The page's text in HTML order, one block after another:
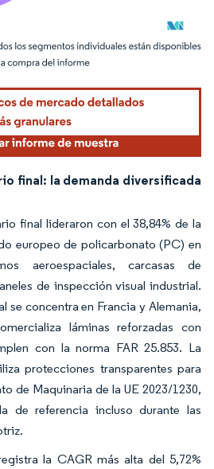
uso requiere atribución según CC BY 4.0.
final: la demanda diversificada
final lideraron con el 38,84% de la
europeo de policarbonato (PC) en
aeroespaciales, carcasas de
de inspección visual industrial.
se concentra en Francia y Alemania,
láminas reforzadas con
con la norma FAR 25.853. La
protecciones transparentes para
de Maquinaria de la UE 2023/1230,
de referencia incluso durante las
la CAGR más alta del 5,72%